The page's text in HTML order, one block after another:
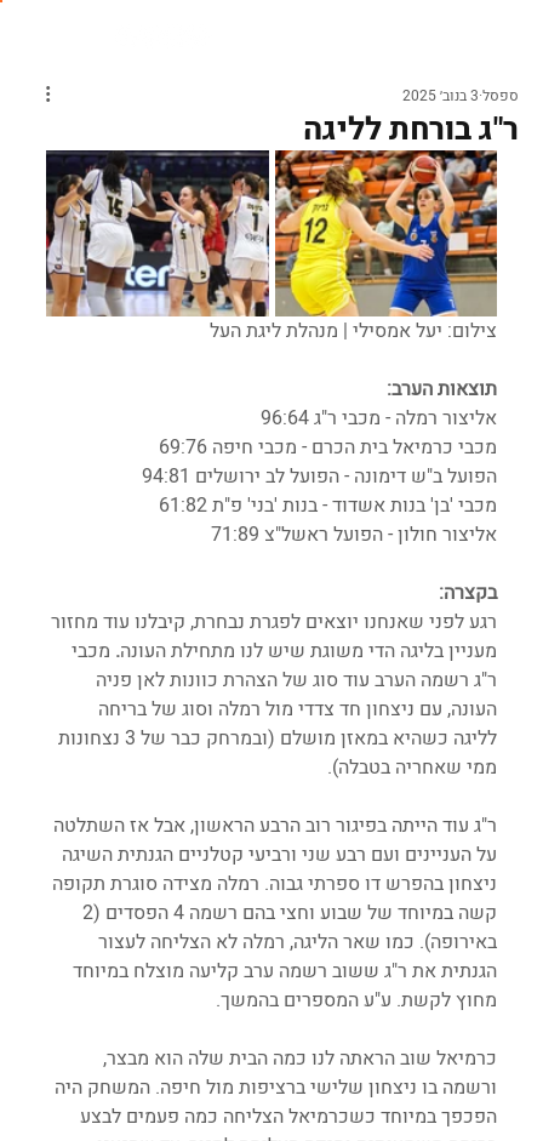
ר"ג בורחת לליגה
ספסל 3 בנוב׳ 2025
צילום: יעל אמסילי | מנהלת ליגת העל
תוצאות הערב:
אליצור רמלה - מכבי ר"ג 96:64
מכבי כרמיאל בית הכרם - מכבי חיפה 69:76
הפועל ב"ש דימונה - הפועל לב ירושלים 94:81
מכבי 'בן' בנות אשדוד - בנות 'בני' פ"ת 61:82
אליצור חולון - הפועל ראשל"צ 71:89
בקצרה:
רגע לפני שאנחנו יוצאים לפגרת נבחרת, קיבלנו עוד מחזור
מעניין בליגה הדי משוגת שיש לנו מתחילת העונה. מכבי
ר"ג רשמה הערב עוד סוג של הצהרת כוונות לאן פניה
העונה, עם ניצחון חד צדדי מול רמלה וסוג של בריחה
לליגה כשהיא במאזן מושלם (ובמרחק כבר של 3 נצחונות
ממי שאחריה בטבלה).
ר"ג עוד הייתה בפיגור רוב הרבע הראשון, אבל אז השתלטה
על העניינים ועם רבע שני ורביעי קטלניים הגנתית השיגה
ניצחון בהפרש דו ספרתי גבוה. רמלה מצידה סוגרת תקופה
באירופה). כמו שאר הליגה, רמלה לא הצליחה לעצור
הגנתית את ר"ג ששוב רשמה ערב קליעה מוצלח במיוחד
מחוץ לקשת. ע"ע המספרים בהמשך.
כרמיאל שוב הראתה לנו כמה הבית שלה הוא מבצר,
ורשמה בו ניצחון שלישי ברציפות מול חיפה. המשחק היה
הפכפך במיוחד כשכרמיאל הצליחה כמה פעמים לבצע